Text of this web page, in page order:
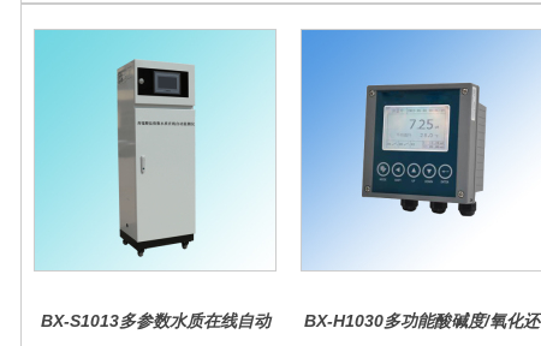
BX-S1013多参数水质在线自动
BX-H1030多功能酸碱度/氧化还